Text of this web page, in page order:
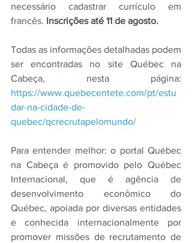
necessário cadastrar currículo em
francês. Inscrições até 11 de agosto.
Todas as informações detalhadas podem
ser encontradas no site Québec na
https://www.quebecentete.com/pt/estu
dar-na-cidade-de-
quebec/qcrecrutapelomundo/
Para entender melhor: o portal Québec
na Cabeça é promovido pelo Québec
Internacional, que é agência de
desenvolvimento econômico do
Québec, apoiada por diversas entidades
e conhecida internacionalmente por
promover missões de recrutamento de